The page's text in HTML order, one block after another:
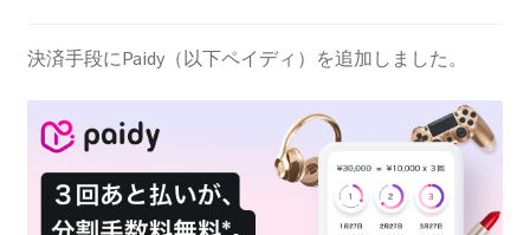
決済手段にPaidy（以下ペイディ）を追加しました。